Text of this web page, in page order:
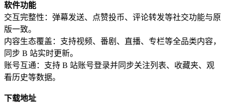
软件功能
交互完整性：弹幕发送、点赞投币、评论转发等社交功能与原
版一致。
内容生态覆盖：支持视频、番剧、直播、专栏等全品类内容，
同步 B 站实时更新。
账号互通：支持 B 站账号登录并同步关注列表、收藏夹、观
看历史等数据。
下载地址